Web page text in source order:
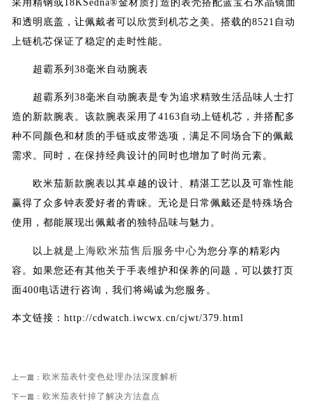
采用精钢或18KSedna®金材质打造的表壳搭配蓝宝石水晶镜面
和透明底盖，让佩戴者可以欣赏到机芯之美。搭载的8521自动
上链机芯保证了稳定的走时性能。
超霸系列38毫米自动腕表
超霸系列38毫米自动腕表是专为追求精致生活品味人士打
造的新款腕表。该款腕表采用了4163自动上链机芯，并搭配多
种不同颜色和材质的手链或皮带选项，满足不同场合下的佩戴
需求。同时，在保持经典设计的同时也增加了时尚元素。
欧米茄新款腕表以其卓越的设计、精湛工艺以及可靠性能
赢得了众多钟表爱好者的青睐。无论是日常佩戴还是特殊场合
使用，都能展现出佩戴者的独特品味与魅力。
以上就是 上海欧米茄售后服务中心为您分享的精彩内
容。如果您还有其他关于手表维护和保养的问题，可以拨打页
面400电话进行咨询，我们将竭诚为您服务。
本文链接：http://cdwatch.iwcwx.cn/cjwt/379.html
上一篇： 欧米茄表针变色处理办法深度解析
下一篇： 欧米茄表针掉了解决方法盘点